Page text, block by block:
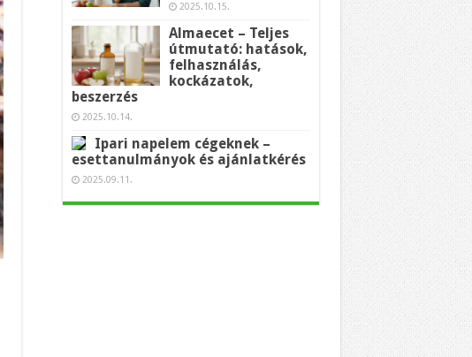
2025.10.15.
Almaecet – Teljes
útmutató: hatások,
felhasználás,
kockázatok,
beszerzés
2025.10.14.
Ipari napelem cégeknek –
esettanulmányok és ajánlatkérés
2025.09.11.